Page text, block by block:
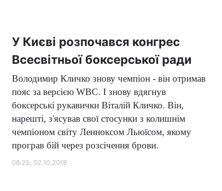
У Києві розпочався конгрес
Всесвітньої боксерської ради
Володимир Кличко знову чемпіон - він отримав
пояс за версією WBC. І знову вдягнув
боксерські рукавички Віталій Кличко. Він,
нарешті, з'ясував свої стосунки з колишнім
чемпіоном світу Ленноксом Льюїсом, якому
програв бій через розсічення брови.
08:25, 02.10.2018